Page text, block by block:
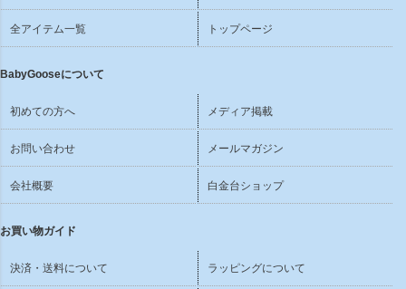
全アイテム一覧 トップページ
BabyGooseについて
初めての方へ メディア掲載
お問い合わせ メールマガジン
会社概要 白金台ショップ
お買い物ガイド
決済・送料について ラッピングについて